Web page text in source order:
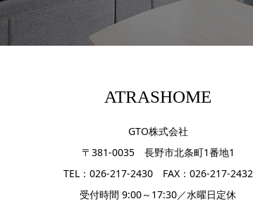
ATRASHOME
GTO株式会社
〒381-0035 長野市北条町1番地1
TEL：026-217-2430 FAX：026-217-2432
受付時間 9:00～17:30／水曜日定休